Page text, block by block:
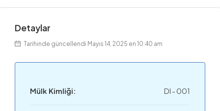
Detaylar
Tarihinde güncellendi Mayıs 14, 2025 en 10:40 am
Mülk Kimliği: DI - 001